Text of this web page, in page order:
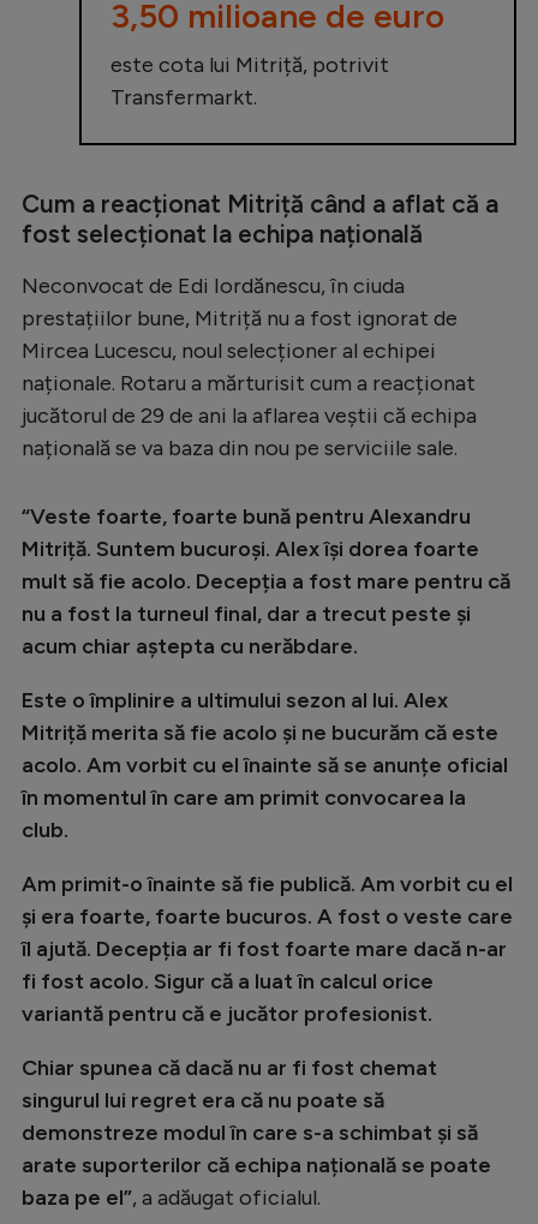
3,50 milioane de euro
este cota lui Mitriță, potrivit
Transfermarkt.
Cum a reacționat Mitriță când a aflat că a
fost selecționat la echipa națională
Neconvocat de Edi Iordănescu, în ciuda
prestațiilor bune, Mitriță nu a fost ignorat de
Mircea Lucescu, noul selecționer al echipei
naționale. Rotaru a mărturisit cum a reacționat
jucătorul de 29 de ani la aflarea veștii că echipa
națională se va baza din nou pe serviciile sale.
“Veste foarte, foarte bună pentru Alexandru
Mitriță. Suntem bucuroși. Alex își dorea foarte
mult să fie acolo. Decepția a fost mare pentru că
nu a fost la turneul final, dar a trecut peste și
acum chiar aștepta cu nerăbdare.
Este o împlinire a ultimului sezon al lui. Alex
Mitriță merita să fie acolo și ne bucurăm că este
acolo. Am vorbit cu el înainte să se anunțe oficial
în momentul în care am primit convocarea la
club.
Am primit-o înainte să fie publică. Am vorbit cu el
și era foarte, foarte bucuros. A fost o veste care
îl ajută. Decepția ar fi fost foarte mare dacă n-ar
fi fost acolo. Sigur că a luat în calcul orice
variantă pentru că e jucător profesionist.
Chiar spunea că dacă nu ar fi fost chemat
singurul lui regret era că nu poate să
demonstreze modul în care s-a schimbat și să
arate suporterilor că echipa națională se poate
baza pe el”, a adăugat oficialul.